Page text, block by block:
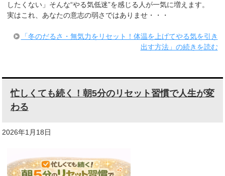
したくない」そんな“やる気低迷”を感じる人が一気に増えます。
実はこれ、あなたの意志の弱さではありませ・・・
「冬のだるさ・無気力をリセット！体温を上げてやる気を引き
出す方法」の続きを読む
忙しくても続く！朝5分のリセット習慣で人生が変
わる
2026年1月18日